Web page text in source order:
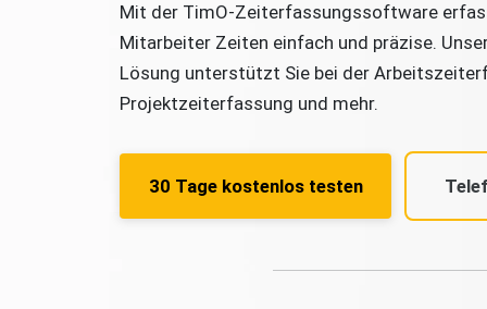
Mit der TimO-Zeiterfassungssoftware
Mitarbeiter Zeiten einfach und präzise.
Lösung unterstützt Sie bei der
Projektzeiterfassung und mehr.
30 Tage kostenlos testen